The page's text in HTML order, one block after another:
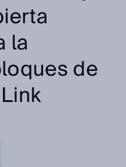
la
de